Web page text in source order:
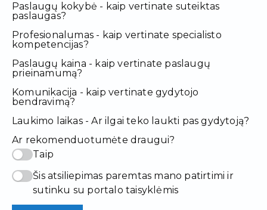
Paslaugų kokybė - kaip vertinate suteiktas
paslaugas?
Profesionalumas - kaip vertinate specialisto
kompetencijas?
Paslaugų kaina - kaip vertinate paslaugų
prieinamumą?
Komunikacija - kaip vertinate gydytojo
bendravimą?
Laukimo laikas - Ar ilgai teko laukti pas gydytoją?
Ar rekomenduotumėte draugui?
Taip
Šis atsiliepimas paremtas mano patirtimi ir
sutinku su portalo taisyklėmis